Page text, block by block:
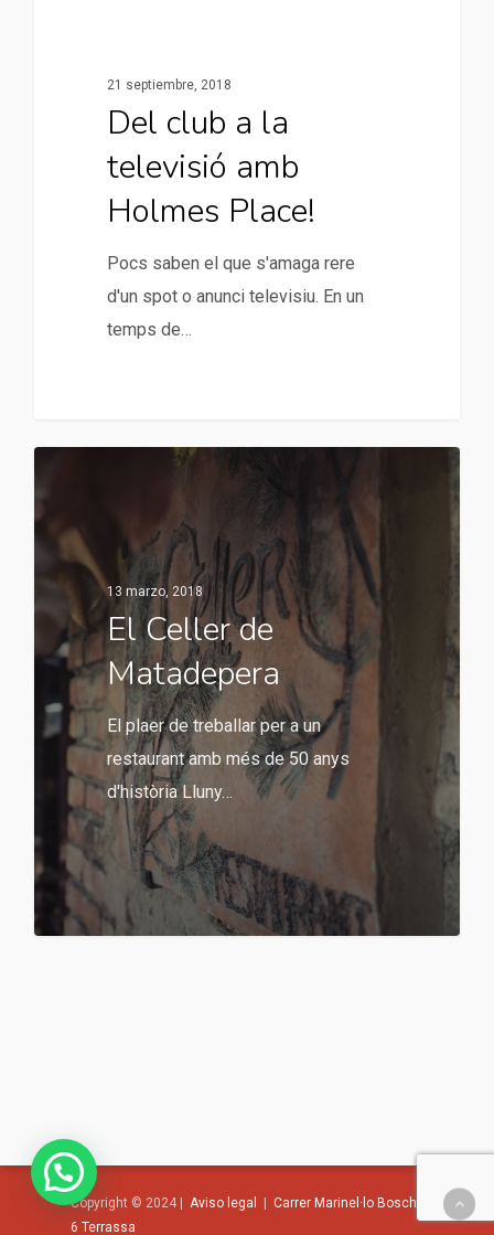
21 septiembre, 2018
Del club a la
televisió amb
Holmes Place!
Pocs saben el que s'amaga rere
d'un spot o anunci televisiu. En un
temps de…
13 marzo, 2018
El Celler de
Matadepera
El plaer de treballar per a un
restaurant amb més de 50 anys
d'història Lluny…
Copyright © 2024 | Aviso legal | Carrer Marinel·lo Bosch,
6 Terrassa